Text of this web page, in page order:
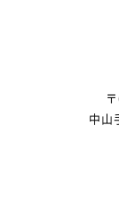
中山